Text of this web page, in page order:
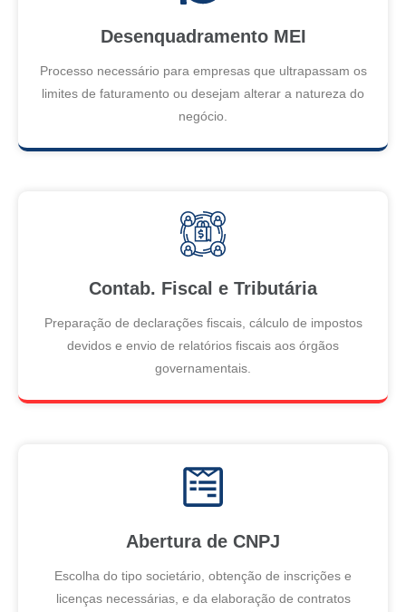
Desenquadramento MEI
Processo necessário para empresas que ultrapassam os
limites de faturamento ou desejam alterar a natureza do
negócio.
Contab. Fiscal e Tributária
Preparação de declarações fiscais, cálculo de impostos
devidos e envio de relatórios fiscais aos órgãos
governamentais.
Abertura de CNPJ
Escolha do tipo societário, obtenção de inscrições e
licenças necessárias, e da elaboração de contratos